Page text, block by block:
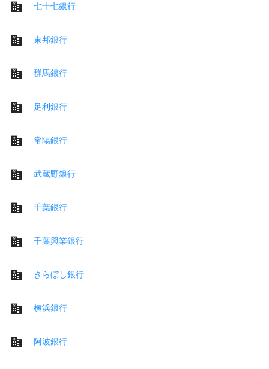
七十七銀行
東邦銀行
群馬銀行
足利銀行
常陽銀行
武蔵野銀行
千葉銀行
千葉興業銀行
きらぼし銀行
横浜銀行
阿波銀行